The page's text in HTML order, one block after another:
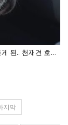
된.. 천재견 호야
지막